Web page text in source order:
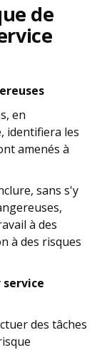
de
en
identifiera les
amenés à
sans s'y
à des
à des risques
des tâches